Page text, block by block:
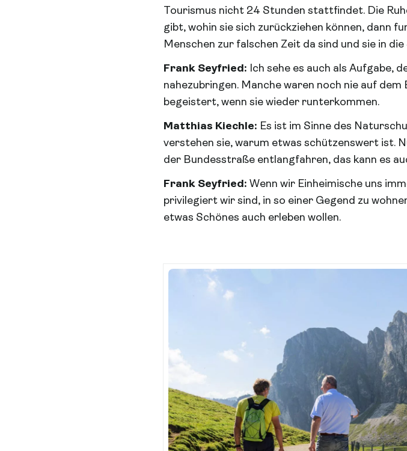
Tourismus nicht 24 Stunden stattfindet. Die
gibt, wohin sie sich zurückziehen können, dann
Menschen zur falschen Zeit da sind und sie in
Frank Seyfried: Ich sehe es auch als Aufgabe,
nahezubringen. Manche waren noch nie auf
begeistert, wenn sie wieder runterkommen.
Matthias Kiechle: Es ist im Sinne des
verstehen sie, warum etwas schützenswert ist.
der Bundesstraße entlangfahren, das kann es
Frank Seyfried: Wenn wir Einheimische uns
privilegiert wir sind, in so einer Gegend zu
etwas Schönes auch erleben wollen.